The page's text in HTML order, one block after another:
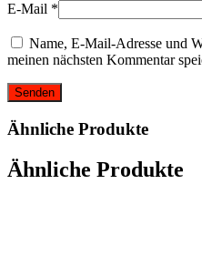
E-Mail *
Name, E-Mail-Adresse und
meinen nächsten Kommentar
Ähnliche Produkte
Ähnliche Produkte